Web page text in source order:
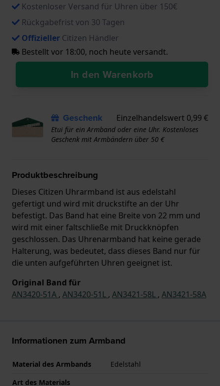
Kostenloser Versand für Uhren über 150€
Rückgabefrist von 30 Tagen
Offizieller Citizen Händler
Bestellt vor 18:00, noch heute versandt.
In den Warenkorb
Geschenk Einzelhandelswert 0,99 €
Etui für ein Armband oder eine Uhr. Kostenloses
Geschenk mit Armbändern über 50 €
Produktbeschreibung
Dieses Citizen Uhrarmband ist aus edelstahl
gefertigt und wird mit druckstifte an der Uhr
befestigt. Das Band hat eine Breite von 22 mm und
wird mit einer faltschließe mit Druckknöpfen
geschlossen. Das Uhrenarmband hat keine gerade
Halterung, was bedeutet, dass dieses Band nur für
die unten aufgeführten Uhren geeignet ist.
Original Band für
AN3420-51A , AN3420-51L , AN3421-58L , AN3421-58A
Informationen zum Armband
Material des Armbands
Edelstahl
Art des Materials